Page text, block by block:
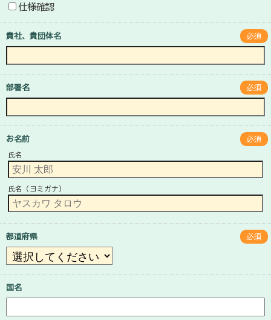
仕様確認
貴社、貴団体名 必須
部署名 必須
お名前 必須
氏名
氏名（ヨミガナ）
都道府県 必須
国名